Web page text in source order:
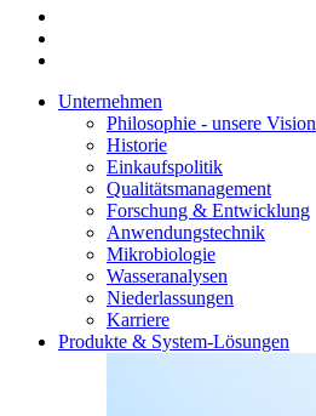
Unternehmen
Philosophie - unsere Vision
Historie
Einkaufspolitik
Qualitätsmanagement
Forschung & Entwicklung
Anwendungstechnik
Mikrobiologie
Wasseranalysen
Niederlassungen
Karriere
Produkte & System-Lösungen